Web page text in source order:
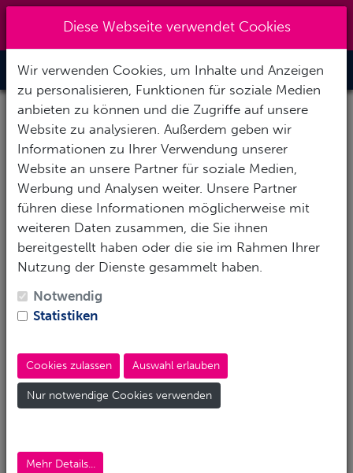
info@abenteuertauchen.de
Toggle
Du bist Dir nicht sicher, ob Tauchen
das Richtige für Dich ist?
SSI- Try Scuba(Schnuppertauchen) ist die Chance
nass zu werden und zu erfahren, was Tauchen
bedeutet. Melde Dich einfach zu einem Kurs an,
Tauchlehrern in sicherer Tauchumgebung aus und
entscheide dann, ob das Tauchen Dich begeistert.
Aber wir können Dir jetzt schon garantieren und
sagen: Einmal ausprobiert... Du wirst von der
Im Sommer ist auch Schnuppertauchen im See
Diese Webseite verwendet Cookies
Wir verwenden Cookies, um Inhalte und Anzeigen
zu personalisieren, Funktionen für soziale Medien
anbieten zu können und die Zugriffe auf unsere
Website zu analysieren. Außerdem geben wir
Informationen zu Ihrer Verwendung unserer
Website an unsere Partner für soziale Medien,
Werbung und Analysen weiter. Unsere Partner
führen diese Informationen möglicherweise mit
weiteren Daten zusammen, die Sie ihnen
bereitgestellt haben oder die sie im Rahmen Ihrer
Nutzung der Dienste gesammelt haben.
Notwendig
Statistiken
Cookies zulassen Auswahl erlauben
Nur notwendige Cookies verwenden
Mehr Details...